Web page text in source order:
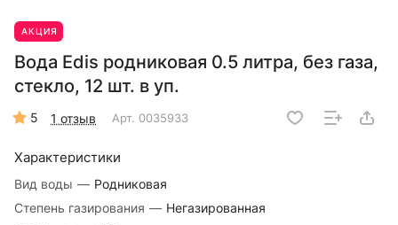
АКЦИЯ
Вода Edis родниковая 0.5 литра, без газа,
стекло, 12 шт. в уп.
5 1 отзыв Арт. 0035933
Характеристики
Вид воды — Родниковая
Степень газирования — Негазированная